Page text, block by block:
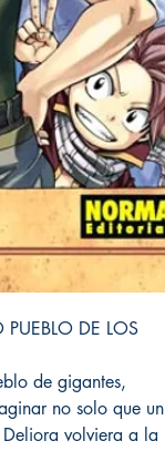
DE LOS
de gigantes,
no solo que un
volviera a la